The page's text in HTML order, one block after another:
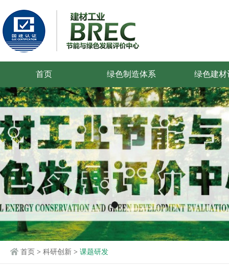
首页 绿色制造体系 绿色建材
首页 > 科研创新 > 课题研发